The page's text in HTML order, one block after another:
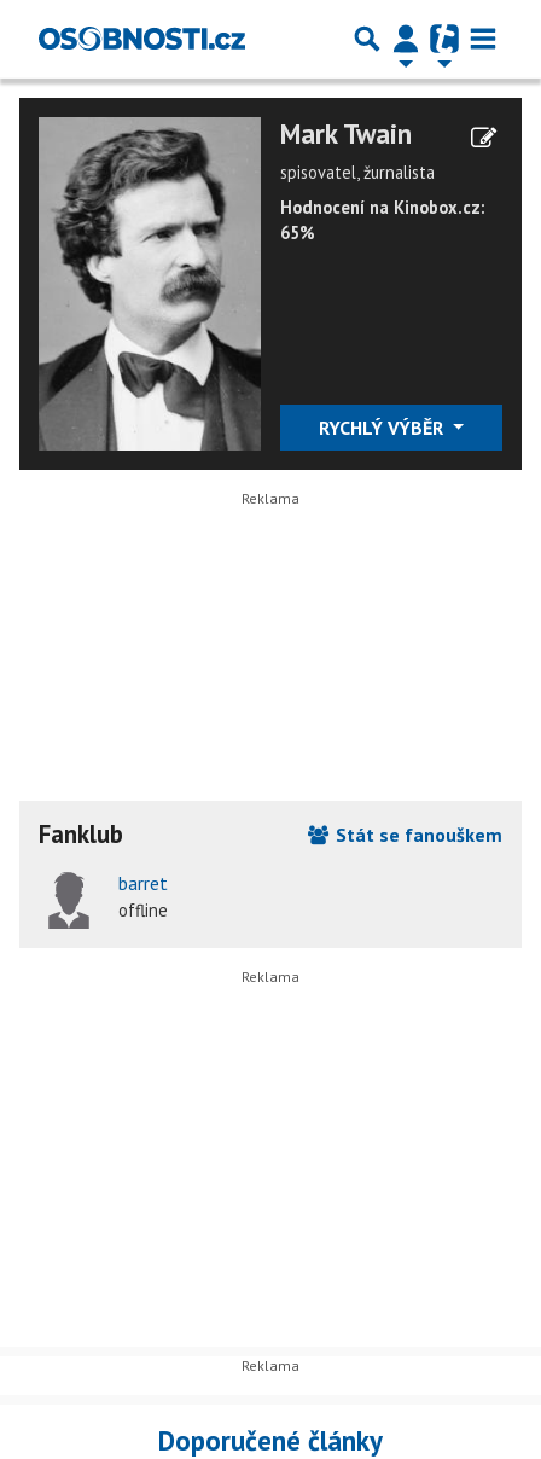
Mark Twain
spisovatel, žurnalista
Hodnocení na Kinobox.cz:
65%
RYCHLÝ VÝBĚR
Fanklub
Stát se fanouškem
barret
offline
Doporučené články